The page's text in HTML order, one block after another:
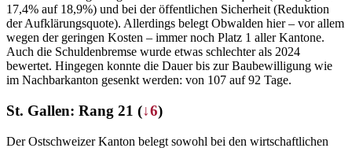
17,4% auf 18,9%) und bei der öffentlichen Sicherheit (Reduktion
der Aufklärungsquote). Allerdings belegt Obwalden hier – vor allem
wegen der geringen Kosten – immer noch Platz 1 aller Kantone.
Auch die Schuldenbremse wurde etwas schlechter als 2024
bewertet. Hingegen konnte die Dauer bis zur Baubewilligung wie
im Nachbarkanton gesenkt werden: von 107 auf 92 Tage.
St. Gallen: Rang 21 (↓6)
Der Ostschweizer Kanton belegt sowohl bei den wirtschaftlichen